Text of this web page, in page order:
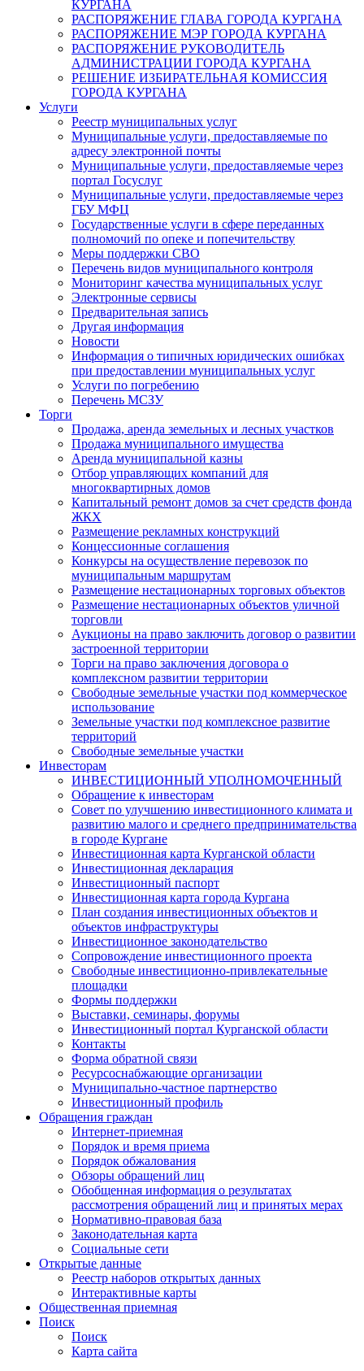
КУРГАНА
РАСПОРЯЖЕНИЕ ГЛАВА ГОРОДА КУРГАНА
РАСПОРЯЖЕНИЕ МЭР ГОРОДА КУРГАНА
РАСПОРЯЖЕНИЕ РУКОВОДИТЕЛЬ
АДМИНИСТРАЦИИ ГОРОДА КУРГАНА
РЕШЕНИЕ ИЗБИРАТЕЛЬНАЯ КОМИССИЯ
ГОРОДА КУРГАНА
Услуги
Реестр муниципальных услуг
Муниципальные услуги, предоставляемые по
адресу электронной почты
Муниципальные услуги, предоставляемые через
портал Госуслуг
Муниципальные услуги, предоставляемые через
ГБУ МФЦ
Государственные услуги в сфере переданных
полномочий по опеке и попечительству
Меры поддержки СВО
Перечень видов муниципального контроля
Мониторинг качества муниципальных услуг
Электронные сервисы
Предварительная запись
Другая информация
Новости
Информация о типичных юридических ошибках
при предоставлении муниципальных услуг
Услуги по погребению
Перечень МСЗУ
Торги
Продажа, аренда земельных и лесных участков
Продажа муниципального имущества
Аренда муниципальной казны
Отбор управляющих компаний для
многоквартирных домов
Капитальный ремонт домов за счет средств фонда
ЖКХ
Размещение рекламных конструкций
Концессионные соглашения
Конкурсы на осуществление перевозок по
муниципальным маршрутам
Размещение нестационарных торговых объектов
Размещение нестационарных объектов уличной
торговли
Аукционы на право заключить договор о развитии
застроенной территории
Торги на право заключения договора о
комплексном развитии территории
Свободные земельные участки под коммерческое
использование
Земельные участки под комплексное развитие
территорий
Свободные земельные участки
Инвесторам
ИНВЕСТИЦИОННЫЙ УПОЛНОМОЧЕННЫЙ
Обращение к инвесторам
Совет по улучшению инвестиционного климата и
развитию малого и среднего предпринимательства
в городе Кургане
Инвестиционная карта Курганской области
Инвестиционная декларация
Инвестиционный паспорт
Инвестиционная карта города Кургана
План создания инвестиционных объектов и
объектов инфраструктуры
Инвестиционное законодательство
Сопровождение инвестиционного проекта
Свободные инвестиционно-привлекательные
площадки
Формы поддержки
Выставки, семинары, форумы
Инвестиционный портал Курганской области
Контакты
Форма обратной связи
Ресурсоснабжающие организации
Муниципально-частное партнерство
Инвестиционный профиль
Обращения граждан
Интернет-приемная
Порядок и время приема
Порядок обжалования
Обзоры обращений лиц
Обобщенная информация о результатах
рассмотрения обращений лиц и принятых мерах
Нормативно-правовая база
Законодательная карта
Социальные сети
Открытые данные
Реестр наборов открытых данных
Интерактивные карты
Общественная приемная
Поиск
Поиск
Карта сайта